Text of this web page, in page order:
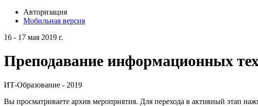
Авторизация
Мобильная версия
16 - 17 мая 2019 г.
Преподавание информационных
ИТ-Образование - 2019
Вы просматриваете архив мероприятия. Для перехода в активный этап